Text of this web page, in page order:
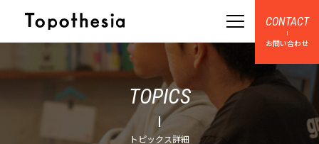
CONTACT
お問い合わせ
TOPICS
トピックス詳細